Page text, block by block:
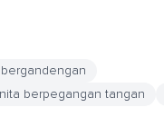
berpegangan tangan